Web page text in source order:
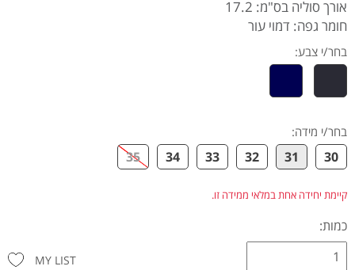
אורך סוליה בס"מ: 17.2
חומר גפה: דמוי עור
בחר/י צבע:
בחר/י מידה:
30
31
32
33
34
35
קיימת יחידה אחת במלאי ממידה זו.
כמות:
MY LIST